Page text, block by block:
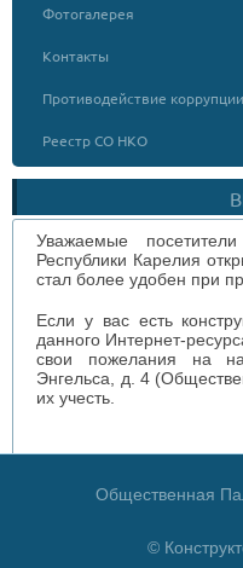
Фотогалерея
Контакты
Противодействие коррупции
Реестр СО НКО
Уважаемые
Республики Карелия
стал более удобен при
Если у вас есть
данного Интернет-
свои пожелания на
Энгельса, д. 4
их учесть.
Общественная
©